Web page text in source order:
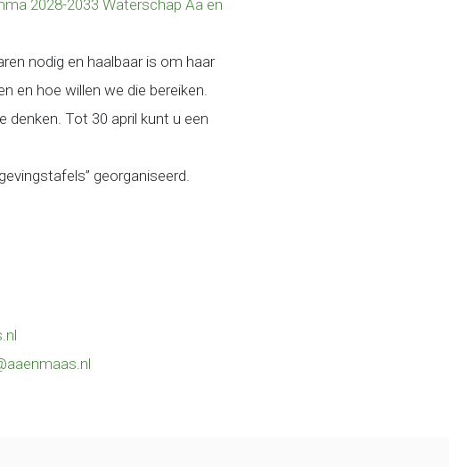
2028-2033 Waterschap Aa en
nodig en haalbaar is om haar
en hoe willen we die bereiken.
Tot 30 april kunt u een
georganiseerd.